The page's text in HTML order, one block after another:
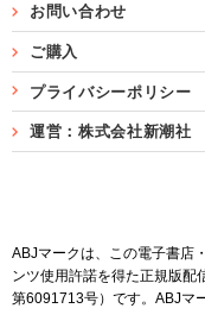
お問い合わせ
ご購入
プライバシーポリシー
運営：株式会社新潮社
ABJマークは、この電子書店
ンツ使用許諾を得た正規版配
第6091713号）です。ABJマ